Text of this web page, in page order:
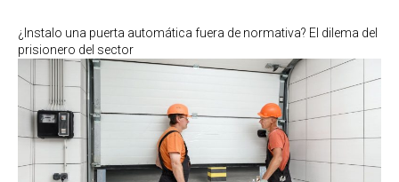
¿Instalo una puerta automática fuera de normativa? El dilema del
prisionero del sector